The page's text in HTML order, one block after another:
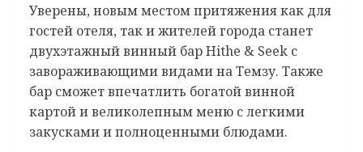
Уверены, новым местом притяжения как для
гостей отеля, так и жителей города станет
двухэтажный винный бар Hithe & Seek с
завораживающими видами на Темзу. Также
бар сможет впечатлить богатой винной
картой и великолепным меню с легкими
закусками и полноценными блюдами.